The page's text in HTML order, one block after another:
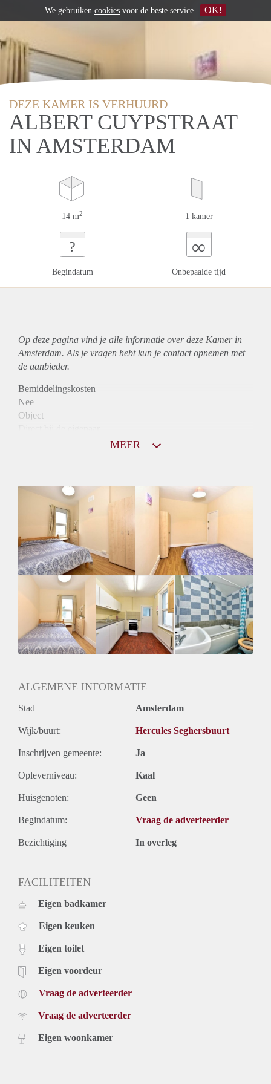
DEZE KAMER IS VERHUURD
ALBERT CUYPSTRAAT
IN AMSTERDAM
14 m2 1 kamer
?
Begindatum
∞
Onbepaalde tijd
Op deze pagina vind je alle informatie over deze Kamer in
Amsterdam. Als je vragen hebt kun je contact opnemen met
de aanbieder.
Bemiddelingskosten
Nee
Object
Huurtoeslag
Niet mogelijk
Inkomen eis
N.V.T.
Huurtermijn
Onbepaalde termijn
Oplevering
MEER
ALGEMENE INFORMATIE
Stad Amsterdam
Wijk/buurt: Hercules Seghersbuurt
Inschrijven gemeente: Ja
Opleverniveau: Kaal
Huisgenoten: Geen
Begindatum: Vraag de adverteerder
Bezichtiging In overleg
FACILITEITEN
Eigen badkamer
Eigen keuken
Eigen toilet
Eigen voordeur
Vraag de adverteerder
Vraag de adverteerder
Eigen woonkamer
We gebruiken cookies voor de beste service OK!